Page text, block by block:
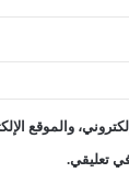
والموقع
تعليقي.